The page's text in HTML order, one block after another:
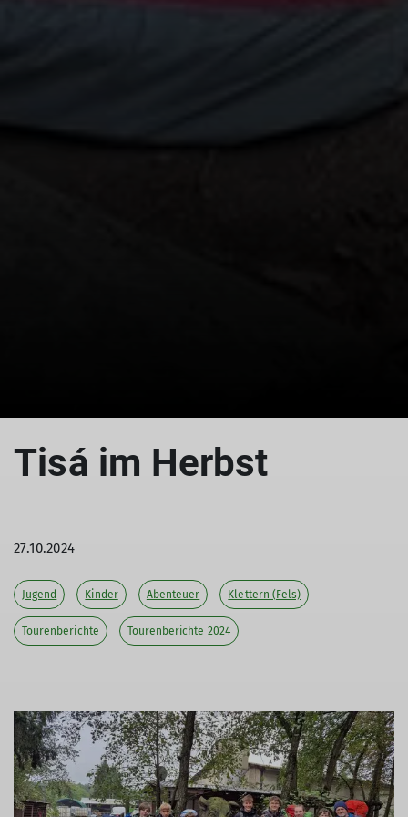
Tisá im Herbst
27.10.2024
Jugend Kinder Abenteuer Klettern (Fels)
Tourenberichte Tourenberichte 2024